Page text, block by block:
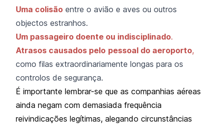
Uma colisão entre o avião e aves ou outros
objectos estranhos.
Um passageiro doente ou indisciplinado.
Atrasos causados pelo pessoal do aeroporto,
como filas extraordinariamente longas para os
controlos de segurança.
É importante lembrar-se que as companhias aéreas
ainda negam com demasiada frequência
reivindicações legítimas, alegando circunstâncias